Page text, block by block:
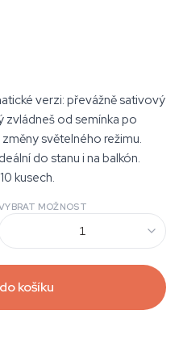
verzi: převážně sativový
zvládneš od semínka po
světelného režimu.
do stanu i na balkón.
kusech.
MOŽNOST
1
košíku